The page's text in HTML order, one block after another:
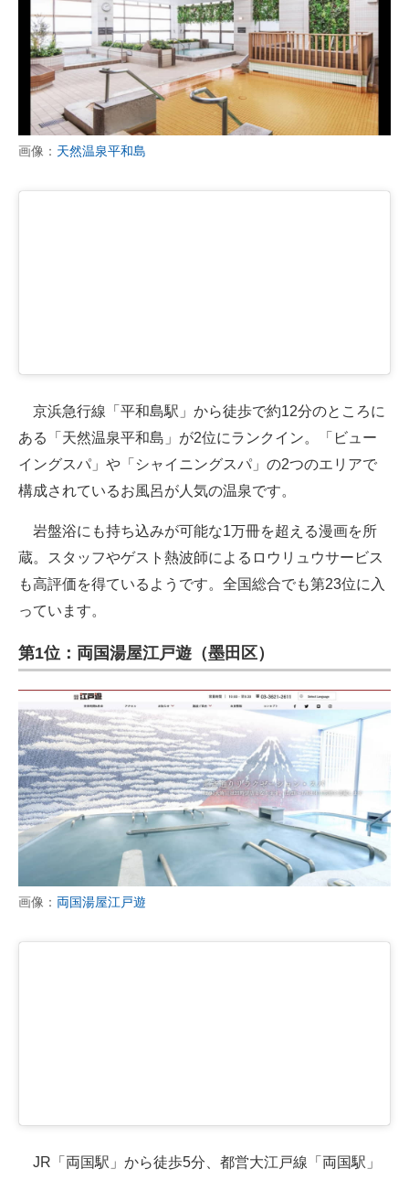
画像： 天然温泉平和島
京浜急行線「平和島駅」から徒歩で約12分のところに
ある「天然温泉平和島」が2位にランクイン。「ビュー
イングスパ」や「シャイニングスパ」の2つのエリアで
構成されているお風呂が人気の温泉です。
岩盤浴にも持ち込みが可能な1万冊を超える漫画を所
蔵。スタッフやゲスト熱波師によるロウリュウサービス
も高評価を得ているようです。全国総合でも第23位に入
っています。
第1位：両国湯屋江戸遊（墨田区）
画像： 両国湯屋江戸遊
JR「両国駅」から徒歩5分、都営大江戸線「両国駅」